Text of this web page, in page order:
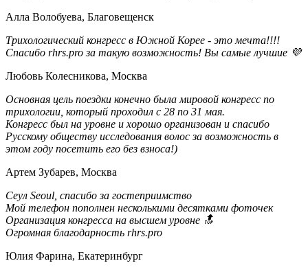
Алла Волобуева, Благовещенск
Трихологический конгресс в Южной Корее - это мечта!!!!
Спасибо rhrs.pro за такую возможность! Вы самые лучшие 💜
Любовь Колесникова, Москва
Основная цель поездки конечно была мировой конгресс по
трихологии, который проходил с 28 по 31 мая.
Конгресс был на уровне и хорошо организован и спасибо
Русскому обществу исследования волос за возможность в
этом году посетить его без взноса!)
Артем Зубарев, Москва
Сеул Seoul, спасибо за гостеприимство
Мой телефон пополнен несколькими десятками фоточек
Организация конгресса на высшем уровне 🔝
Огромная благодарность rhrs.pro
Юлия Фарина, Екатеринбург